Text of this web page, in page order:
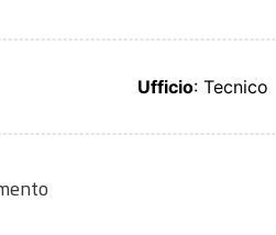
Ufficio: Tecnico